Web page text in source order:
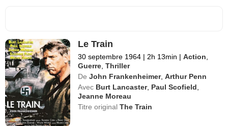
Le Train
30 septembre 1964 | 2h 13min | Action
Guerre ,Thriller
De John Frankenheimer,Arthur Penn
Avec Burt Lancaster, Paul Scofield
Jeanne Moreau
Titre originalThe Train